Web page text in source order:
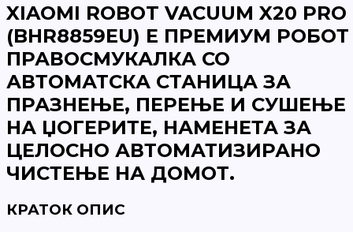
XIAOMI ROBOT VACUUM X20 PRO
(BHR8859EU) Е ПРЕМИУМ РОБОТ
ПРАВОСМУКАЛКА СО
АВТОМАТСКА СТАНИЦА ЗА
ПРАЗНЕЊЕ, ПЕРЕЊЕ И СУШЕЊЕ
НА ЏОГЕРИТЕ, НАМЕНЕТА ЗА
ЦЕЛОСНО АВТОМАТИЗИРАНО
ЧИСТЕЊЕ НА ДОМОТ.
КРАТОК ОПИС